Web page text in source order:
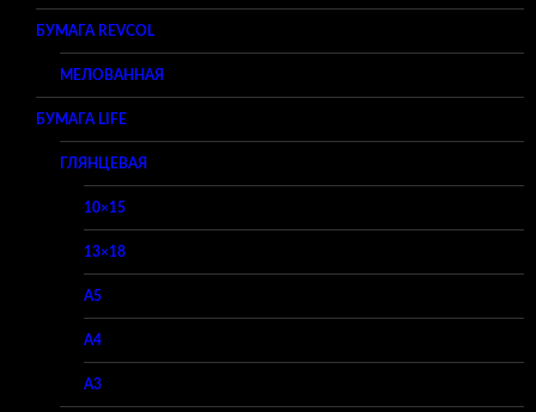
БУМАГА REVCOL
МЕЛОВАННАЯ
БУМАГА LIFE
ГЛЯНЦЕВАЯ
10×15
13×18
A5
A4
A3